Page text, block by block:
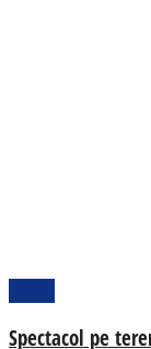
Spectacol pe